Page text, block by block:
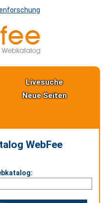
Livesuche
Neue Seiten
WebFee